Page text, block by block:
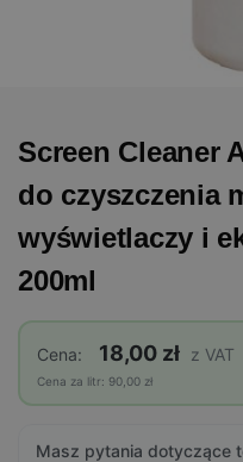
Screen Cleaner
do czyszczenia
wyświetlaczy i
200ml
Cena: 18,00 zł z VAT
Cena za litr: 90,00 zł
Masz pytania dotyczące